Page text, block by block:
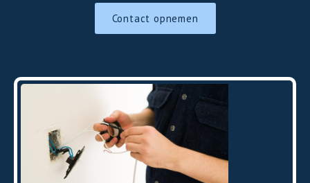
Contact opnemen